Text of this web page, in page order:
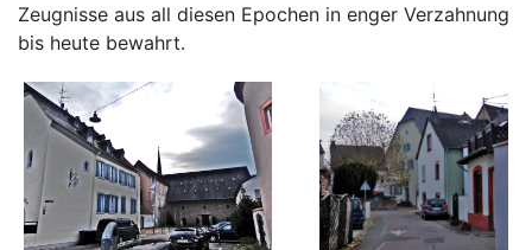
Zeugnisse aus all diesen Epochen in enger Verzahnung
bis heute bewahrt.